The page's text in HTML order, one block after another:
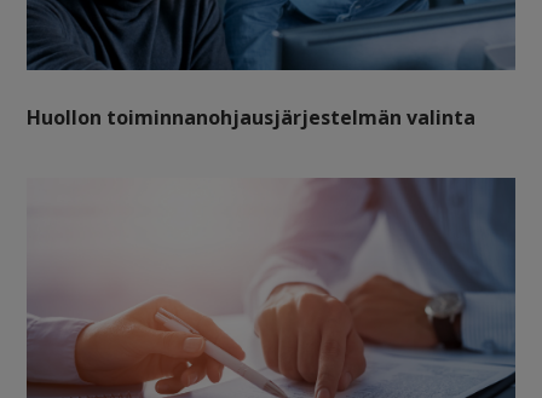
Huollon toiminnanohjausjärjestelmän valinta